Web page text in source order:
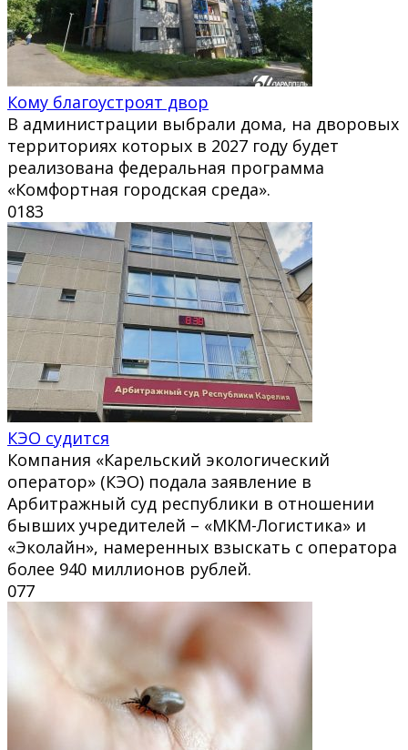
Кому благоустроят двор
В администрации выбрали дома, на дворовых
территориях которых в 2027 году будет
реализована федеральная программа
«Комфортная городская среда».
0183
КЭО судится
Компания «Карельский экологический
оператор» (КЭО) подала заявление в
Арбитражный суд республики в отношении
бывших учредителей – «МКМ-Логистика» и
«Эколайн», намеренных взыскать с оператора
более 940 миллионов рублей.
077